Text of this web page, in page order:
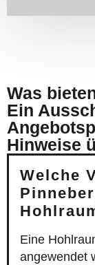
Was
Ein
Hinweise
Welche
Eine
angewendet